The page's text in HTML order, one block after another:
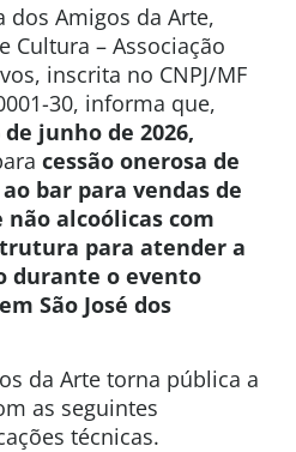
dos Amigos da Arte,
Cultura – Associação
inscrita no CNPJ/MF
30, informa que,
de junho de 2026,
cessão onerosa de
bar para vendas de
não alcoólicas com
para atender a
durante o evento
São José dos
da Arte torna pública a
as seguintes
técnicas.